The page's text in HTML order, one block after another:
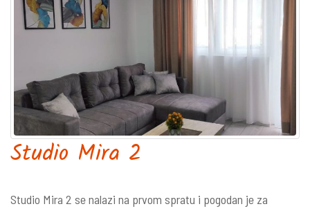
Studio Mira 2
Studio Mira 2 se nalazi na prvom spratu i pogodan je za